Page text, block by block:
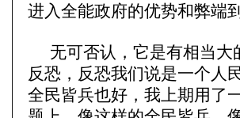
进入全能政府的优势和弊端
无可否认，它是有相当
反恐，反恐我们说是一个人
全民皆兵也好，我上期用了